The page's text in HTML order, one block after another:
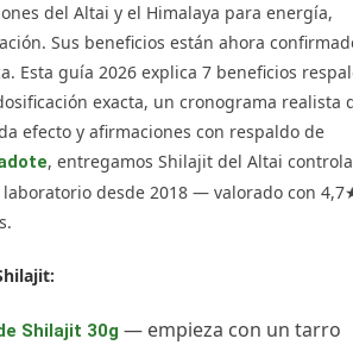
del Altai y el Himalaya para energía,
Sus beneficios están ahora
Esta guía 2026 explica 7 beneficios
exacta, un cronograma realista
efecto y afirmaciones con respaldo de
, entregamos Shilajit del Altai
laboratorio desde 2018 — valorado con
Shilajit 30g — empieza con un tarro